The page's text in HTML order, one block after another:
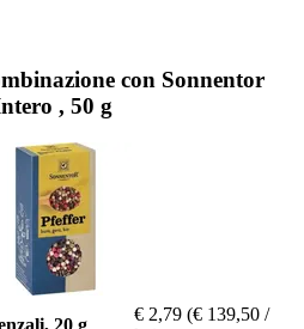
con Sonnentor
, 50 g
20 g
€ 2,79 (€ 139,50 /